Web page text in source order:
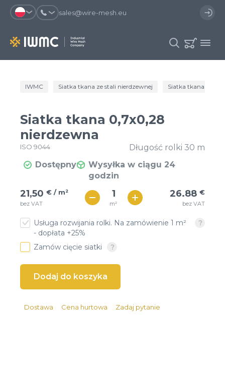
sales@wire-mesh.eu
Dlaczego warto zarejestrować się na
Zaoszczędzisz czas przy
składaniu zamówienia
Możesz skorzystać się z
dostęp do historii zamówień
Możesz sprawdzić status
zamówienia i proces dostawy
Otrzymasz oferty specjalne
Rejestracja
Client login
Katalog
Spółka
Kontakt
IWMC Siatka tkana ze stali nierdzewnej Siatka tkana
Siatka tkana 0,7x0,28
nierdzewna
ISO 9044
Długość rolki 30 m
Dostępny
Wysyłka w ciągu 24
godzin
21,50 € / m²
bez VAT m²
26.88 €
bez VAT
€ / м²
Usługa rozwijania rolki. Na zamówienie 1 m²
- dopłata +25%
Zamów cięcie siatki
Dostawa Cena hurtowa Zadaj pytanie